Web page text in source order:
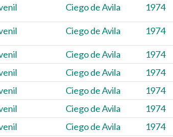
Ciego de Avila 1974
Ciego de Avila 1974
Ciego de Avila 1974
Ciego de Avila 1974
Ciego de Avila 1974
Ciego de Avila 1974
Ciego de Avila 1974